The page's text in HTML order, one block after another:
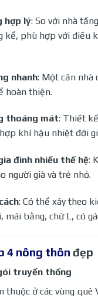
hợp lý: So với nhà
kể, phù hợp với điều
nhanh: Một căn nhà
hoàn thiện.
thoáng mát: Thiết
khí hậu nhiệt đới
đình nhiều thế hệ:
người già và trẻ nhỏ.
: Có thể xây theo
mái bằng, chữ L, có
4 nông thôn đẹp
truyền thống
thuộc ở các vùng quê